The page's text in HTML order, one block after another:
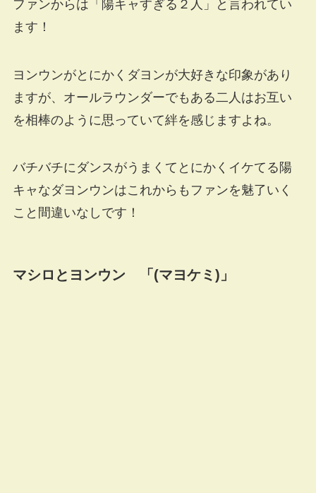
ファンからは「陽キャすぎる２人」と言われてい
ます！
ヨンウンがとにかくダヨンが大好きな印象があり
ますが、オールラウンダーでもある二人はお互い
を相棒のように思っていて絆を感じますよね。
バチバチにダンスがうまくてとにかくイケてる陽
キャなダヨンウンはこれからもファンを魅了いく
こと間違いなしです！
マシロとヨンウン 「(マヨケミ)」